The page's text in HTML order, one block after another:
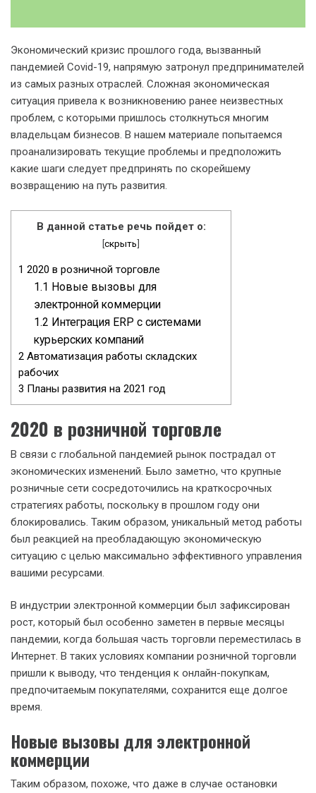
Экономический кризис прошлого года, вызванный
пандемией Covid-19, напрямую затронул предпринимателей
из самых разных отраслей. Сложная экономическая
ситуация привела к возникновению ранее неизвестных
проблем, с которыми пришлось столкнуться многим
владельцам бизнесов. В нашем материале попытаемся
проанализировать текущие проблемы и предположить
какие шаги следует предпринять по скорейшему
возвращению на путь развития.
В данной статье речь пойдет о:
[скрыть]
1 2020 в розничной торговле
1.1 Новые вызовы для
электронной коммерции
1.2 Интеграция ERP с системами
курьерских компаний
2 Автоматизация работы складских
рабочих
3 Планы развития на 2021 год
2020 в розничной торговле
В связи с глобальной пандемией рынок пострадал от
экономических изменений. Было заметно, что крупные
розничные сети сосредоточились на краткосрочных
стратегиях работы, поскольку в прошлом году они
блокировались. Таким образом, уникальный метод работы
был реакцией на преобладающую экономическую
ситуацию с целью максимально эффективного управления
вашими ресурсами.
В индустрии электронной коммерции был зафиксирован
рост, который был особенно заметен в первые месяцы
пандемии, когда большая часть торговли переместилась в
Интернет. В таких условиях компании розничной торговли
пришли к выводу, что тенденция к онлайн-покупкам,
предпочитаемым покупателями, сохранится еще долгое
время.
Новые вызовы для электронной
коммерции
Таким образом, похоже, что даже в случае остановки